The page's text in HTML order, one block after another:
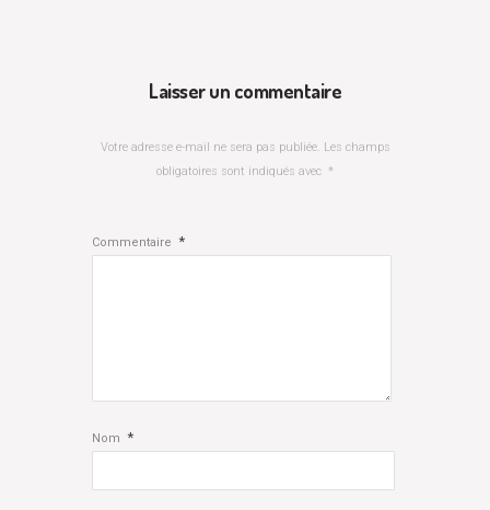
Laisser un commentaire
Votre adresse e-mail ne sera pas publiée. Les champs
obligatoires sont indiqués avec *
Commentaire *
Nom *